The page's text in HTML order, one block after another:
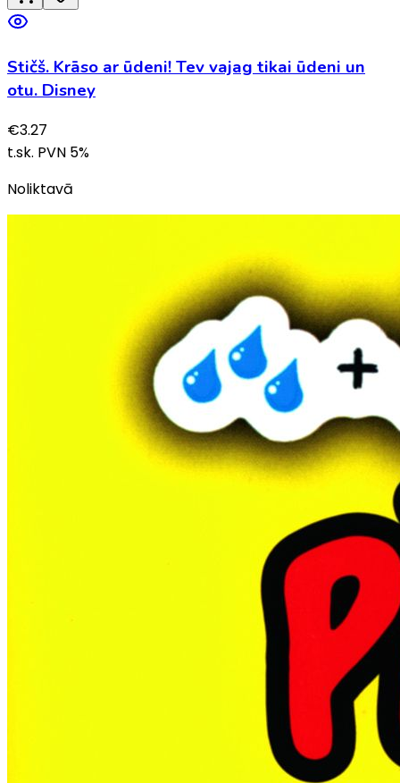
Stičš. Krāso ar ūdeni! Tev vajag tikai ūdeni un
otu. Disney
€3.27
t.sk. PVN 5%
Noliktavā